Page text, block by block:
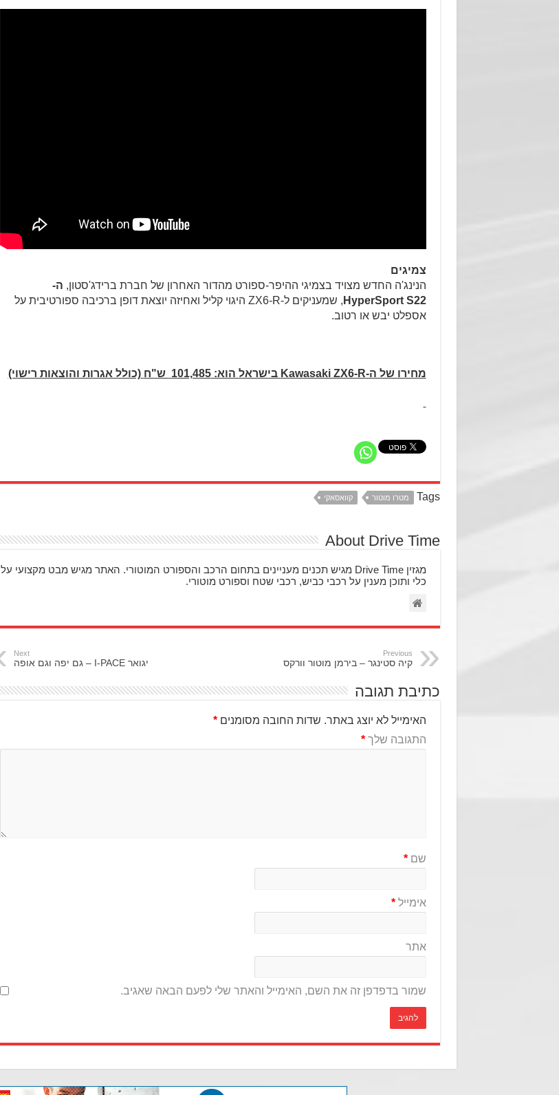
צמיגים
הנינג'ה החדש מצויד בצמיגי ההיפר-ספורט מהדור האחרון של חברת ברידג'סטון, ה-
HyperSport S22
, שמעניקים ל-ZX6-R היגוי קליל ואחיזה יוצאת דופן ברכיבה ספורטיבית על
אספלט יבש או רטוב.
מחירו של ה-Kawasaki ZX6-R בישראל הוא:101,485 ש"ח (כולל אגרות והוצאות רישוי)
Tags מטרו מוטור קוואסאקי
About Drive Time
מגזין Drive Time מגיש תכנים מעניינים בתחום הרכב והספורט המוטורי. האתר מגיש מבט מקצועי על
כלי ותוכן מענין על רכבי כביש, רכבי שטח וספורט מוטורי.
Previous
קיה סטינגר – בירמן מוטור וורקס
Next
יגואר I-PACE – גם יפה וגם אופה
כתיבת תגובה
האימייל לא יוצג באתר. שדות החובה מסומנים*
התגובה שלך*
שם*
אימייל*
אתר
שמור בדפדפן זה את השם, האימייל והאתר שלי לפעם הבאה שאגיב.